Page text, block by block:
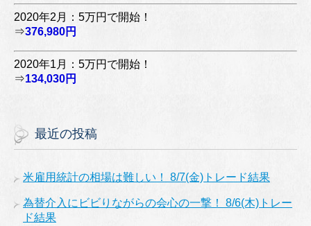
2020年2月：5万円で開始！
⇒376,980円
2020年1月：5万円で開始！
⇒134,030円
最近の投稿
米雇用統計の相場は難しい！ 8/7(金)トレード結果
為替介入にビビりながらの会心の一撃！ 8/6(木)トレー
ド結果